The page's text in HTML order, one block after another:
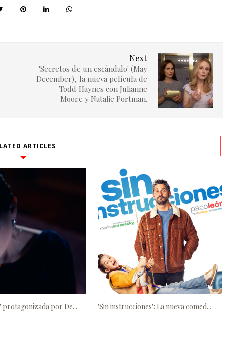
Next
'Secretos de un escándalo' (May
December), la nueva película de
Todd Haynes con Julianne
Moore y Natalie Portman.
ARTICLES
protagonizada por De... 'Sin instrucciones': La nueva comed...